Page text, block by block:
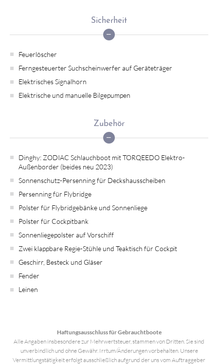
Sicherheit
Feuerlöscher
Ferngesteuerter Suchscheinwerfer auf Geräteträger
Elektrisches Signalhorn
Elektrische und manuelle Bilgepumpen
Zubehör
Dinghy: ZODIAC Schlauchboot mit TORQEEDO Elektro-
Außenborder (beides neu 2023)
Sonnenschutz-Persenning für Deckshausscheiben
Persenning für Flybridge
Polster für Flybridgebänke und Sonnenliege
Polster für Cockpitbank
Sonnenliegepolster auf Vorschiff
Zwei klappbare Regie-Stühle und Teaktisch für Cockpit
Geschirr, Besteck und Gläser
Fender
Leinen
Haftungsausschluss für Gebrauchtboote
Alle Angaben insbesondere zur Mehrwertsteuer, stammen von Dritten. Sie sind
unverbindlich und ohne Gewähr. Irrtum/Änderungen vorbehalten. Unsere
Vermittlungstätigkeit erfolgt ausschließlich aufgrund der uns vom Auftraggeber